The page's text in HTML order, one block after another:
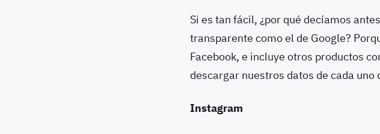
Si es tan fácil, ¿por qué decíamos
transparente como el de Google?
Facebook, e incluye otros productos
descargar nuestros datos de cada uno
Instagram